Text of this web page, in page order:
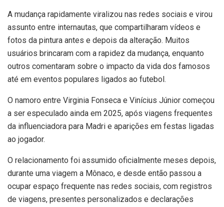
A mudança rapidamente viralizou nas redes sociais e virou
assunto entre internautas, que compartilharam vídeos e
fotos da pintura antes e depois da alteração. Muitos
usuários brincaram com a rapidez da mudança, enquanto
outros comentaram sobre o impacto da vida dos famosos
até em eventos populares ligados ao futebol.
O namoro entre Virginia Fonseca e Vinícius Júnior começou
a ser especulado ainda em 2025, após viagens frequentes
da influenciadora para Madri e aparições em festas ligadas
ao jogador.
O relacionamento foi assumido oficialmente meses depois,
durante uma viagem a Mônaco, e desde então passou a
ocupar espaço frequente nas redes sociais, com registros
de viagens, presentes personalizados e declarações